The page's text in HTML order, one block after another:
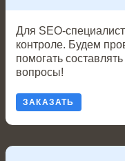
Для SEO-
контроле. Будем
помогать
вопросы!
ЗАКАЗАТЬ